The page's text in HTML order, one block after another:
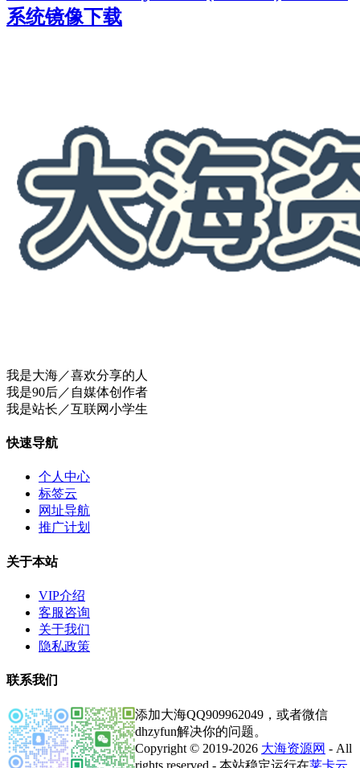
系统镜像下载
我是大海／喜欢分享的人
我是90后／自媒体创作者
我是站长／互联网小学生
快速导航
个人中心
标签云
网址导航
推广计划
关于本站
VIP介绍
客服咨询
关于我们
隐私政策
联系我们
添加大海QQ909962049，或者微信
dhzyfun解决你的问题。
Copyright © 2019-2026 大海资源网 - All
rights reserved - 本站稳定运行在莱卡云